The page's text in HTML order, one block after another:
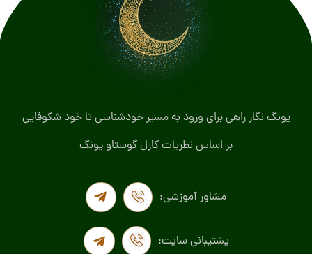
یونگ نگار راهی برای ورود به مسیر خودشناسی تا خود شکوفایی
بر اساس نظریات کارل گوستاو یونگ
مشاور آموزشی:
پشتیبانی سایت: